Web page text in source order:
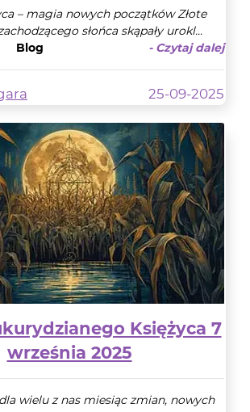
– magia nowych początków Złote
słońca skąpały urokl...
Blog
- Czytaj dalej
25-09-2025
Księżyca 7
września 2025
wielu z nas miesiąc zmian, nowych